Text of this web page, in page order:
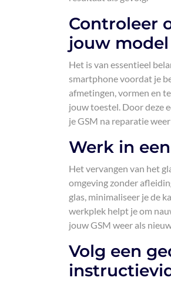
Controleer
jouw
Het is van essentieel
smartphone voordat je
afmetingen, vormen en
jouw toestel. Door deze
je GSM na reparatie
Werk in
Het vervangen van het
omgeving zonder
glas, minimaliseer je de
werkplek helpt je om
jouw GSM weer als
Volg een